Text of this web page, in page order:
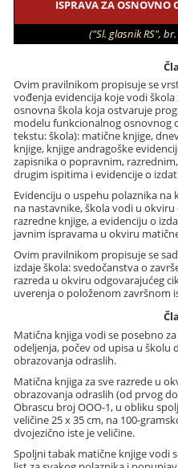
ISPRAVA ZA OSNOVNO
("Sl. glasnik RS",
Ovim pravilnikom propisuje se
vođenja evidencija koje vodi
osnovna škola koja ostvaruje
modelu funkcionalnog osnovnog
tekstu: škola): matične knjige,
knjige, knjige andragoške
zapisnika o popravnim,
drugim ispitima i evidencije o
Evidenciju o uspehu polaznika
na nastavnike, škola vodi u
razredne knjige, a evidenciju o
javnim ispravama u okviru
Ovim pravilnikom propisuje se
izdaje škola: svedočanstva o
razreda u okviru odgovarajućeg
uverenja o položenom završnom
Matična knjiga vodi se posebno
odeljenja, počev od upisa u školu
obrazovanja odraslih.
Matična knjiga za sve razrede u
obrazovanja odraslih (od prvog
Obrascu broj OOO-1, u obliku
veličine 25 x 35 cm, na 100-
dvojezično iste je veličine.
Spoljni tabak matične knjige vodi